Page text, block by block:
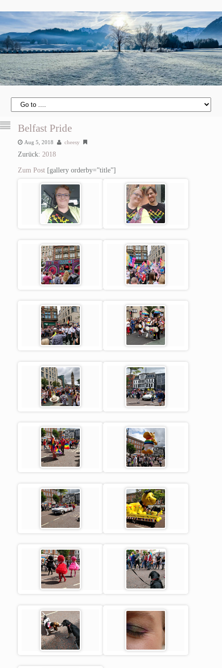
Belfast Pride
Aug 5, 2018 cheesy
Zurück: 2018
Zum Post[gallery orderby=”title”]